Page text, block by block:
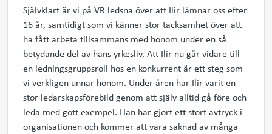
Självklart är vi på VR ledsna över att Ilir lämnar oss efter
16 år, samtidigt som vi känner stor tacksamhet över att
ha fått arbeta tillsammans med honom under en så
betydande del av hans yrkesliv. Att Ilir nu går vidare till
en ledningsgruppsroll hos en konkurrent är ett steg som
vi verkligen unnar honom. Under åren har Ilir varit en
stor ledarskapsförebild genom att själv alltid gå före och
leda med gott exempel. Han har gjort ett stort avtryck i
organisationen och kommer att vara saknad av många